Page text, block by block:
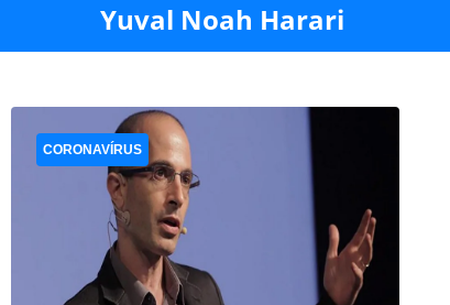
Yuval Noah Harari
CORONAVÍRUS